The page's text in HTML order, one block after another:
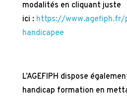
modalités en cliquant juste
ici : https://www.agefiph.fr/
handicapee
L’AGEFIPH dispose
handicap formation en